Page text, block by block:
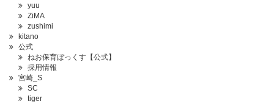
yuu
ZiMA
zushimi
kitano
公式
ねお保育ぼっくす【公式】
採用情報
宮崎_S
SC
tiger